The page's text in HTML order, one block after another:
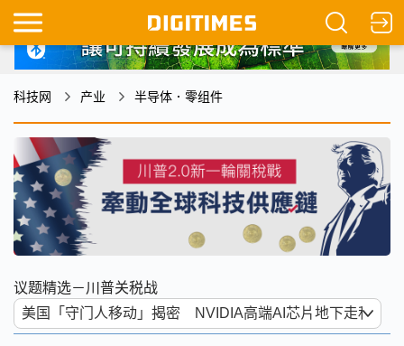
科技网 产业 半导体．零组件
议题精选－川普关税战